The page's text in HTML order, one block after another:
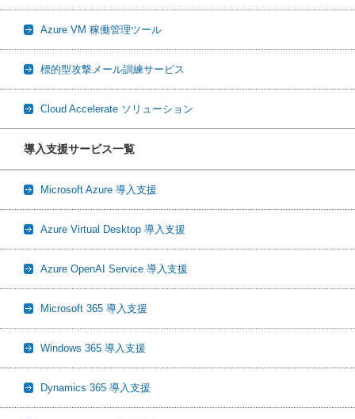
Azure VM 稼働管理ツール
標的型攻撃メール訓練サービス
Cloud Accelerate ソリューション
導入支援サービス一覧
Microsoft Azure 導入支援
Azure Virtual Desktop 導入支援
Azure OpenAI Service 導入支援
Microsoft 365 導入支援
Windows 365 導入支援
Dynamics 365 導入支援